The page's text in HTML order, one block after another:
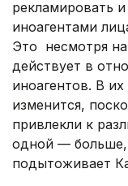
рекламировать
иноагентами
Это несмотря
действует в
иноагентов. В
изменится,
привлекли к
одной —
подытоживает